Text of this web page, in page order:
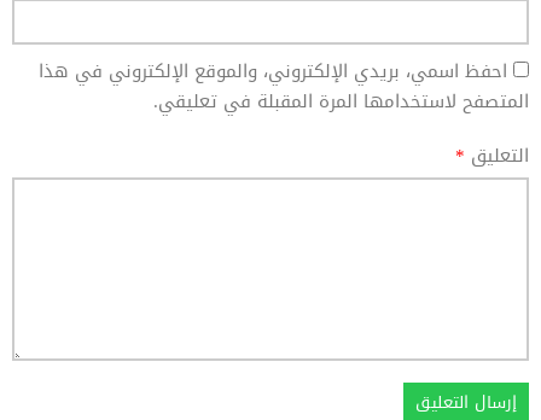
احفظ اسمي، بريدي الإلكتروني، والموقع الإلكتروني في هذا
المتصفح لاستخدامها المرة المقبلة في تعليقي.
التعليق *